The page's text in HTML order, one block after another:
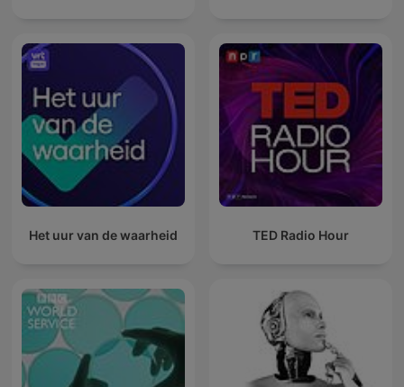
Het uur van de waarheid TED Radio Hour